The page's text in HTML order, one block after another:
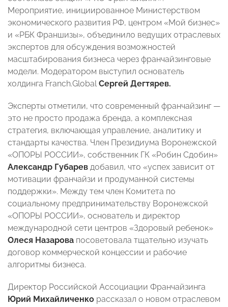
Мероприятие, инициированное Министерством
экономического развития РФ, центром «Мой бизнес»
и «РБК Франшизы», объединило ведущих отраслевых
экспертов для обсуждения возможностей
масштабирования бизнеса через франчайзинговые
модели. Модератором выступил основатель
холдинга Franch.GlobalСергей Дегтярев.
Эксперты отметили, что современный франчайзинг —
это не просто продажа бренда, а комплексная
стратегия, включающая управление, аналитику и
стандарты качества. Член Президиума Воронежской
«ОПОРЫ РОССИИ», собственник ГК «Робин Сдобин»
Александр Губарев добавил, что «успех зависит от
мотивации франчайзи и продуманной системы
поддержки». Между тем член Комитета по
социальному предпринимательству Воронежской
«ОПОРЫ РОССИИ», основатель и директор
международной сети центров «Здоровый ребенок»
Олеся Назарова посоветовала тщательно изучать
договор коммерческой концессии и рабочие
алгоритмы бизнеса.
Директор Российской Ассоциации Франчайзинга
Юрий Михайличенко рассказал о новом отраслевом